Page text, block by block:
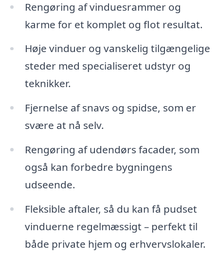
Rengøring af vinduesrammer og
karme for et komplet og flot resultat.
Høje vinduer og vanskelig tilgængelige
steder med specialiseret udstyr og
teknikker.
Fjernelse af snavs og spidse, som er
svære at nå selv.
Rengøring af udendørs facader, som
også kan forbedre bygningens
udseende.
Fleksible aftaler, så du kan få pudset
vinduerne regelmæssigt – perfekt til
både private hjem og erhvervslokaler.